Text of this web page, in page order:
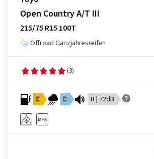
Open Country A/T III
215/75 R15 100T
Offroad Ganzjahresreifen
(3)
D D B | 72dB